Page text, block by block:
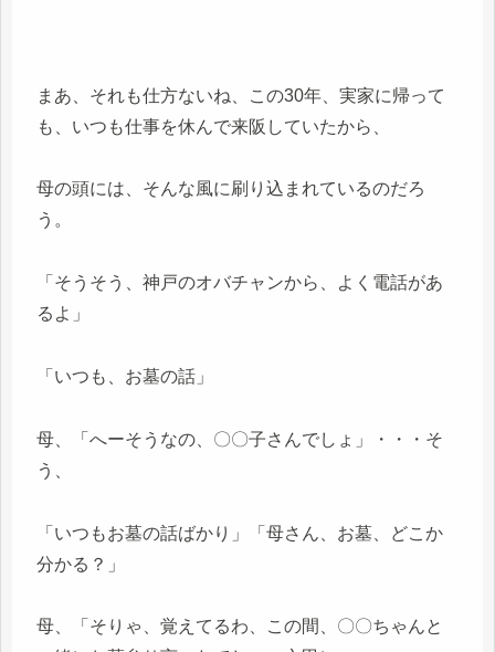
まあ、それも仕方ないね、この30年、実家に帰って
も、いつも仕事を休んで来阪していたから、
母の頭には、そんな風に刷り込まれているのだろ
う。
「そうそう、神戸のオバチャンから、よく電話があ
るよ」
「いつも、お墓の話」
母、「へーそうなの、〇〇子さんでしょ」・・・そ
う、
「いつもお墓の話ばかり」「母さん、お墓、どこか
分かる？」
母、「そりゃ、覚えてるわ、この間、〇〇ちゃんと